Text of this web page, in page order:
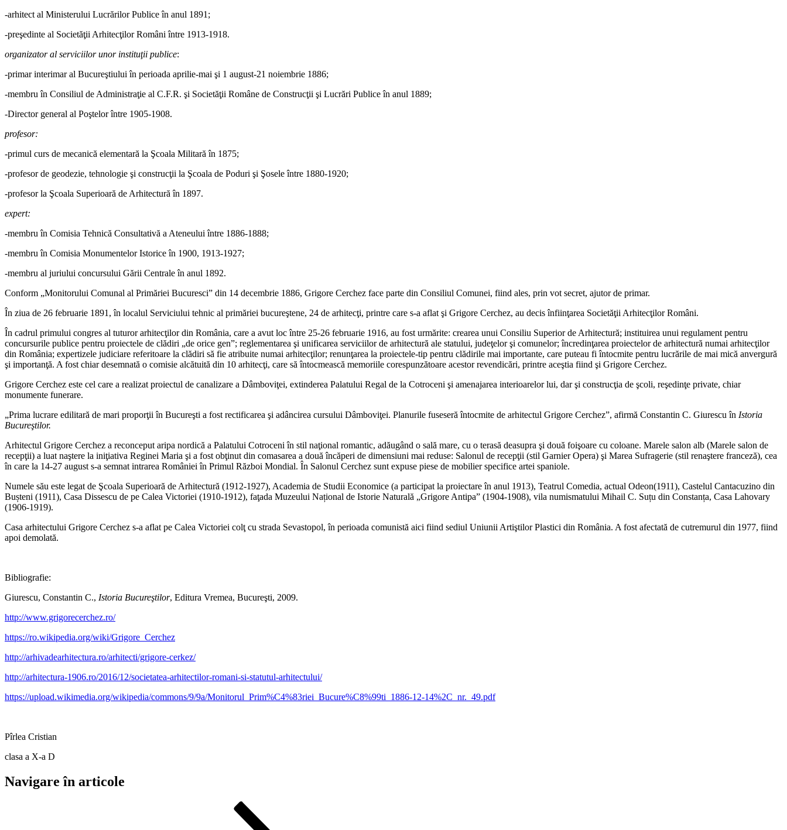
-arhitect al Ministerului Lucrărilor Publice în anul 1891;
-preşedinte al Societăţii Arhitecţilor Români între 1913-1918.
organizator al serviciilor unor instituţii publice:
-primar interimar al Bucureştiului în perioada aprilie-mai şi 1 august-21 noiembrie 1886;
-membru în Consiliul de Administraţie al C.F.R. şi Societăţii Române de Construcţii şi Lucrări Publice în anul 1889;
-Director general al Poştelor între 1905-1908.
profesor:
-primul curs de mecanică elementară la Şcoala Militară în 1875;
-profesor de geodezie, tehnologie şi construcţii la Şcoala de Poduri şi Şosele între 1880-1920;
-profesor la Şcoala Superioară de Arhitectură în 1897.
expert:
-membru în Comisia Tehnică Consultativă a Ateneului între 1886-1888;
-membru în Comisia Monumentelor Istorice în 1900, 1913-1927;
-membru al juriului concursului Gării Centrale în anul 1892.
Conform „Monitorului Comunal al Primăriei Bucuresci” din 14 decembrie 1886, Grigore Cerchez face parte din Consiliul Comunei, fiind ales, prin vot secret, ajutor de primar.
În ziua de 26 februarie 1891, în localul Serviciului tehnic al primăriei bucureştene, 24 de arhitecţi, printre care s-a aflat şi Grigore Cerchez, au decis înfiinţarea Societăţii Arhitecţilor Români.
În cadrul primului congres al tuturor arhitecţilor din România, care a avut loc între 25-26 februarie 1916, au fost urmărite: crearea unui Consiliu Superior de Arhitectură; instituirea unui regulament pentru
concursurile publice pentru proiectele de clădiri „de orice gen”; reglementarea şi unificarea serviciilor de arhitectură ale statului, judeţelor şi comunelor; încredinţarea proiectelor de arhitectură numai arhitecţilor
din România; expertizele judiciare referitoare la clădiri să fie atribuite numai arhitecţilor; renunţarea la proiectele-tip pentru clădirile mai importante, care puteau fi întocmite pentru lucrările de mai mică anvergură
şi importanţă. A fost chiar desemnată o comisie alcătuită din 10 arhitecţi, care să întocmească memoriile corespunzătoare acestor revendicări, printre aceştia fiind şi Grigore Cerchez.
Grigore Cerchez este cel care a realizat proiectul de canalizare a Dâmboviţei, extinderea Palatului Regal de la Cotroceni şi amenajarea interioarelor lui, dar şi construcţia de şcoli, reşedinţe private, chiar
monumente funerare.
„Prima lucrare edilitară de mari proporţii în Bucureşti a fost rectificarea şi adâncirea cursului Dâmboviţei. Planurile fuseseră întocmite de arhitectul Grigore Cerchez”, afirmă Constantin C. Giurescu în Istoria
Bucureştilor.
Arhitectul Grigore Cerchez a reconceput aripa nordică a Palatului Cotroceni în stil naţional romantic, adăugând o sală mare, cu o terasă deasupra şi două foişoare cu coloane. Marele salon alb (Marele salon de
recepţii) a luat naştere la iniţiativa Reginei Maria şi a fost obţinut din comasarea a două încăperi de dimensiuni mai reduse: Salonul de recepţii (stil Garnier Opera) şi Marea Sufragerie (stil renaştere franceză), cea
în care la 14-27 august s-a semnat intrarea României în Primul Război Mondial. În Salonul Cerchez sunt expuse piese de mobilier specifice artei spaniole.
Numele său este legat de Şcoala Superioară de Arhitectură (1912-1927), Academia de Studii Economice (a participat la proiectare în anul 1913), Teatrul Comedia, actual Odeon(1911), Castelul Cantacuzino din
Bușteni (1911), Casa Dissescu de pe Calea Victoriei (1910-1912), faţada Muzeului Național de Istorie Naturală „Grigore Antipa” (1904-1908), vila numismatului Mihail C. Suțu din Constanța, Casa Lahovary
(1906-1919).
Casa arhitectului Grigore Cerchez s-a aflat pe Calea Victoriei colţ cu strada Sevastopol, în perioada comunistă aici fiind sediul Uniunii Artiştilor Plastici din România. A fost afectată de cutremurul din 1977, fiind
apoi demolată.
Bibliografie:
Giurescu, Constantin C., Istoria Bucureştilor, Editura Vremea, Bucureşti, 2009.
http://www.grigorecerchez.ro/
https://ro.wikipedia.org/wiki/Grigore_Cerchez
http://arhivadearhitectura.ro/arhitecti/grigore-cerkez/
http://arhitectura-1906.ro/2016/12/societatea-arhitectilor-romani-si-statutul-arhitectului/
https://upload.wikimedia.org/wikipedia/commons/9/9a/Monitorul_Prim%C4%83riei_Bucure%C8%99ti_1886-12-14%2C_nr._49.pdf
Pîrlea Cristian
clasa a X-a D
Navigare în articole